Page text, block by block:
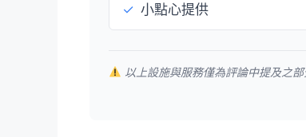
✓ 小點心提供
以上設施與服務僅為評論中提及之